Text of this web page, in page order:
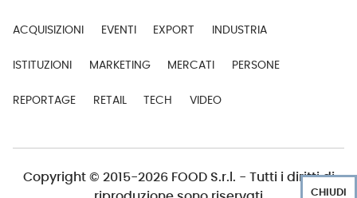
ACQUISIZIONI EVENTI EXPORT INDUSTRIA
ISTITUZIONI MARKETING MERCATI PERSONE
REPORTAGE RETAIL TECH VIDEO
Copyright © 2015-2026 FOOD S.r.l. - Tutti i diritti di
CHIUDI